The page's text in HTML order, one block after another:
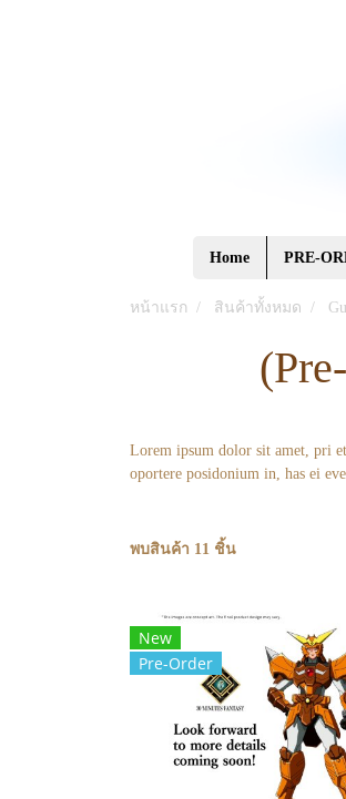
Home PRE-
หน้าแรก สินค้าทั้งหมด
Lorem ipsum dolor sit amet, pri
oportere posidonium in, has ei
พบสินค้า 11 ชิ้น
New
Pre-Order